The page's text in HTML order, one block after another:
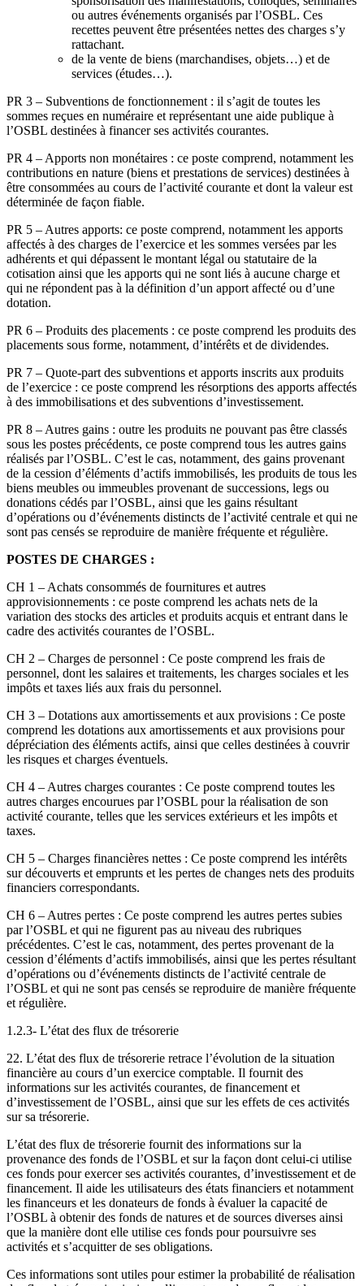
ou autres événements organisés par l’OSBL. Ces
recettes peuvent être présentées nettes des charges s’y
rattachant.
de la vente de biens (marchandises, objets…) et de
services (études…).
PR 3 – Subventions de fonctionnement : il s’agit de toutes les
sommes reçues en numéraire et représentant une aide publique à
l’OSBL destinées à financer ses activités courantes.
PR 4 – Apports non monétaires : ce poste comprend, notamment les
contributions en nature (biens et prestations de services) destinées à
être consommées au cours de l’activité courante et dont la valeur est
déterminée de façon fiable.
PR 5 – Autres apports: ce poste comprend, notamment les apports
affectés à des charges de l’exercice et les sommes versées par les
adhérents et qui dépassent le montant légal ou statutaire de la
cotisation ainsi que les apports qui ne sont liés à aucune charge et
qui ne répondent pas à la définition d’un apport affecté ou d’une
dotation.
PR 6 – Produits des placements : ce poste comprend les produits des
placements sous forme, notamment, d’intérêts et de dividendes.
PR 7 – Quote-part des subventions et apports inscrits aux produits
de l’exercice : ce poste comprend les résorptions des apports affectés
à des immobilisations et des subventions d’investissement.
PR 8 – Autres gains : outre les produits ne pouvant pas être classés
sous les postes précédents, ce poste comprend tous les autres gains
réalisés par l’OSBL. C’est le cas, notamment, des gains provenant
de la cession d’éléments d’actifs immobilisés, les produits de tous les
biens meubles ou immeubles provenant de successions, legs ou
donations cédés par l’OSBL, ainsi que les gains résultant
d’opérations ou d’événements distincts de l’activité centrale et qui ne
sont pas censés se reproduire de manière fréquente et régulière.
POSTES DE CHARGES :
CH 1 – Achats consommés de fournitures et autres
approvisionnements : ce poste comprend les achats nets de la
variation des stocks des articles et produits acquis et entrant dans le
cadre des activités courantes de l’OSBL.
CH 2 – Charges de personnel : Ce poste comprend les frais de
personnel, dont les salaires et traitements, les charges sociales et les
impôts et taxes liés aux frais du personnel.
CH 3 – Dotations aux amortissements et aux provisions : Ce poste
comprend les dotations aux amortissements et aux provisions pour
dépréciation des éléments actifs, ainsi que celles destinées à couvrir
les risques et charges éventuels.
CH 4 – Autres charges courantes : Ce poste comprend toutes les
autres charges encourues par l’OSBL pour la réalisation de son
activité courante, telles que les services extérieurs et les impôts et
taxes.
CH 5 – Charges financières nettes : Ce poste comprend les intérêts
sur découverts et emprunts et les pertes de changes nets des produits
financiers correspondants.
CH 6 – Autres pertes : Ce poste comprend les autres pertes subies
par l’OSBL et qui ne figurent pas au niveau des rubriques
précédentes. C’est le cas, notamment, des pertes provenant de la
cession d’éléments d’actifs immobilisés, ainsi que les pertes résultant
d’opérations ou d’événements distincts de l’activité centrale de
l’OSBL et qui ne sont pas censés se reproduire de manière fréquente
et régulière.
1.2.3- L’état des flux de trésorerie
22. L’état des flux de trésorerie retrace l’évolution de la situation
financière au cours d’un exercice comptable. Il fournit des
informations sur les activités courantes, de financement et
d’investissement de l’OSBL, ainsi que sur les effets de ces activités
sur sa trésorerie.
L’état des flux de trésorerie fournit des informations sur la
provenance des fonds de l’OSBL et sur la façon dont celui-ci utilise
ces fonds pour exercer ses activités courantes, d’investissement et de
financement. Il aide les utilisateurs des états financiers et notamment
les financeurs et les donateurs de fonds à évaluer la capacité de
l’OSBL à obtenir des fonds de natures et de sources diverses ainsi
que la manière dont elle utilise ces fonds pour poursuivre ses
activités et s’acquitter de ses obligations.
Ces informations sont utiles pour estimer la probabilité de réalisation